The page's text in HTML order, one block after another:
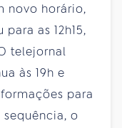
novo horário,
as 12h15,
telejornal
às 19h e
para
sequência, o